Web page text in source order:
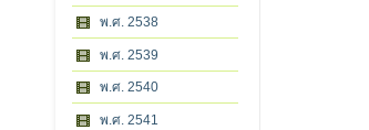
พ.ศ. 2538
พ.ศ. 2539
พ.ศ. 2540
พ.ศ. 2541